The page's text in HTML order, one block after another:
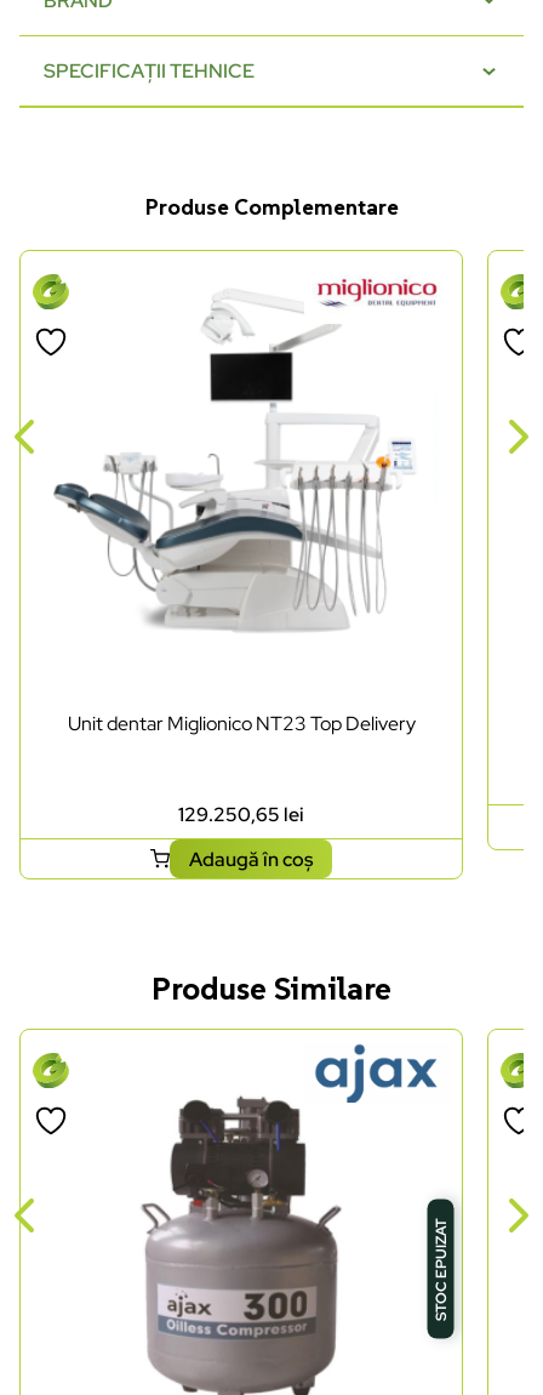
SPECIFICAȚII TEHNICE
Produse Complementare
Unit dentar Miglionico NT23 Top Delivery
129.250,65 lei
Adaugă în coș
Produse Similare
STOC EPUIZAT